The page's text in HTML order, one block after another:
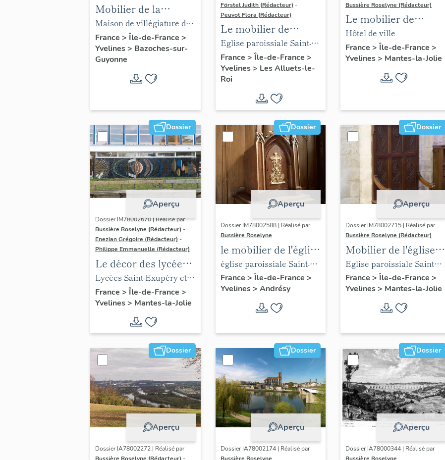
Mobilier de la
maison Louis Carré
Maison de villégiature dite
maison Louis Carré
France > Île-de-France >
Yvelines> Bazoches-sur-
Guyonne
Förstel Judith (Rédacteur) -
Peuvot Flora (Rédacteur)
Le mobilier de
l'église paroissiale
Saint-Nicolas
Eglise paroissiale Saint-
Nicolas
France > Île-de-France >
Yvelines> Les Alluets-le-
Roi
Bussière Roselyne (Rédacteur)
Le mobilier de
l'hôtel de ville
Hôtel de ville
France > Île-de-France >
Yvelines> Mantes-la-Jolie
Dossier
Aperçu
Dossier IM78002670 | Réalisé par
Bussière Roselyne (Rédacteur) -
Enezian Grégoire (Rédacteur) -
Philippe Emmanuelle (Rédacteur)
Le décor des lycées
de Mantes
Lycées Saint-Exupéry et
Jean Rostand
France > Île-de-France >
Yvelines> Mantes-la-Jolie
Dossier
Aperçu
Dossier IM78002588 | Réalisé par
Bussière Roselyne
le mobilier de l'église
Saint-Germain-de-
Paris (liste
supplémentaire)
église paroissiale Saint-
Germain
France > Île-de-France >
Yvelines> Andrésy
Dossier
Aperçu
Dossier IM78002715 | Réalisé par
Bussière Roselyne (Rédacteur)
Mobilier de l'église
Sainte-Anne de
Gassicourt
Eglise paroissiale Sainte-
Anne
France > Île-de-France >
Yvelines> Mantes-la-Jolie
Dossier
Aperçu
Dossier IA78002272 | Réalisé par
Dossier
Aperçu
Dossier IA78002174 | Réalisé par
Dossier
Aperçu
Dossier IA78000344 | Réalisé par